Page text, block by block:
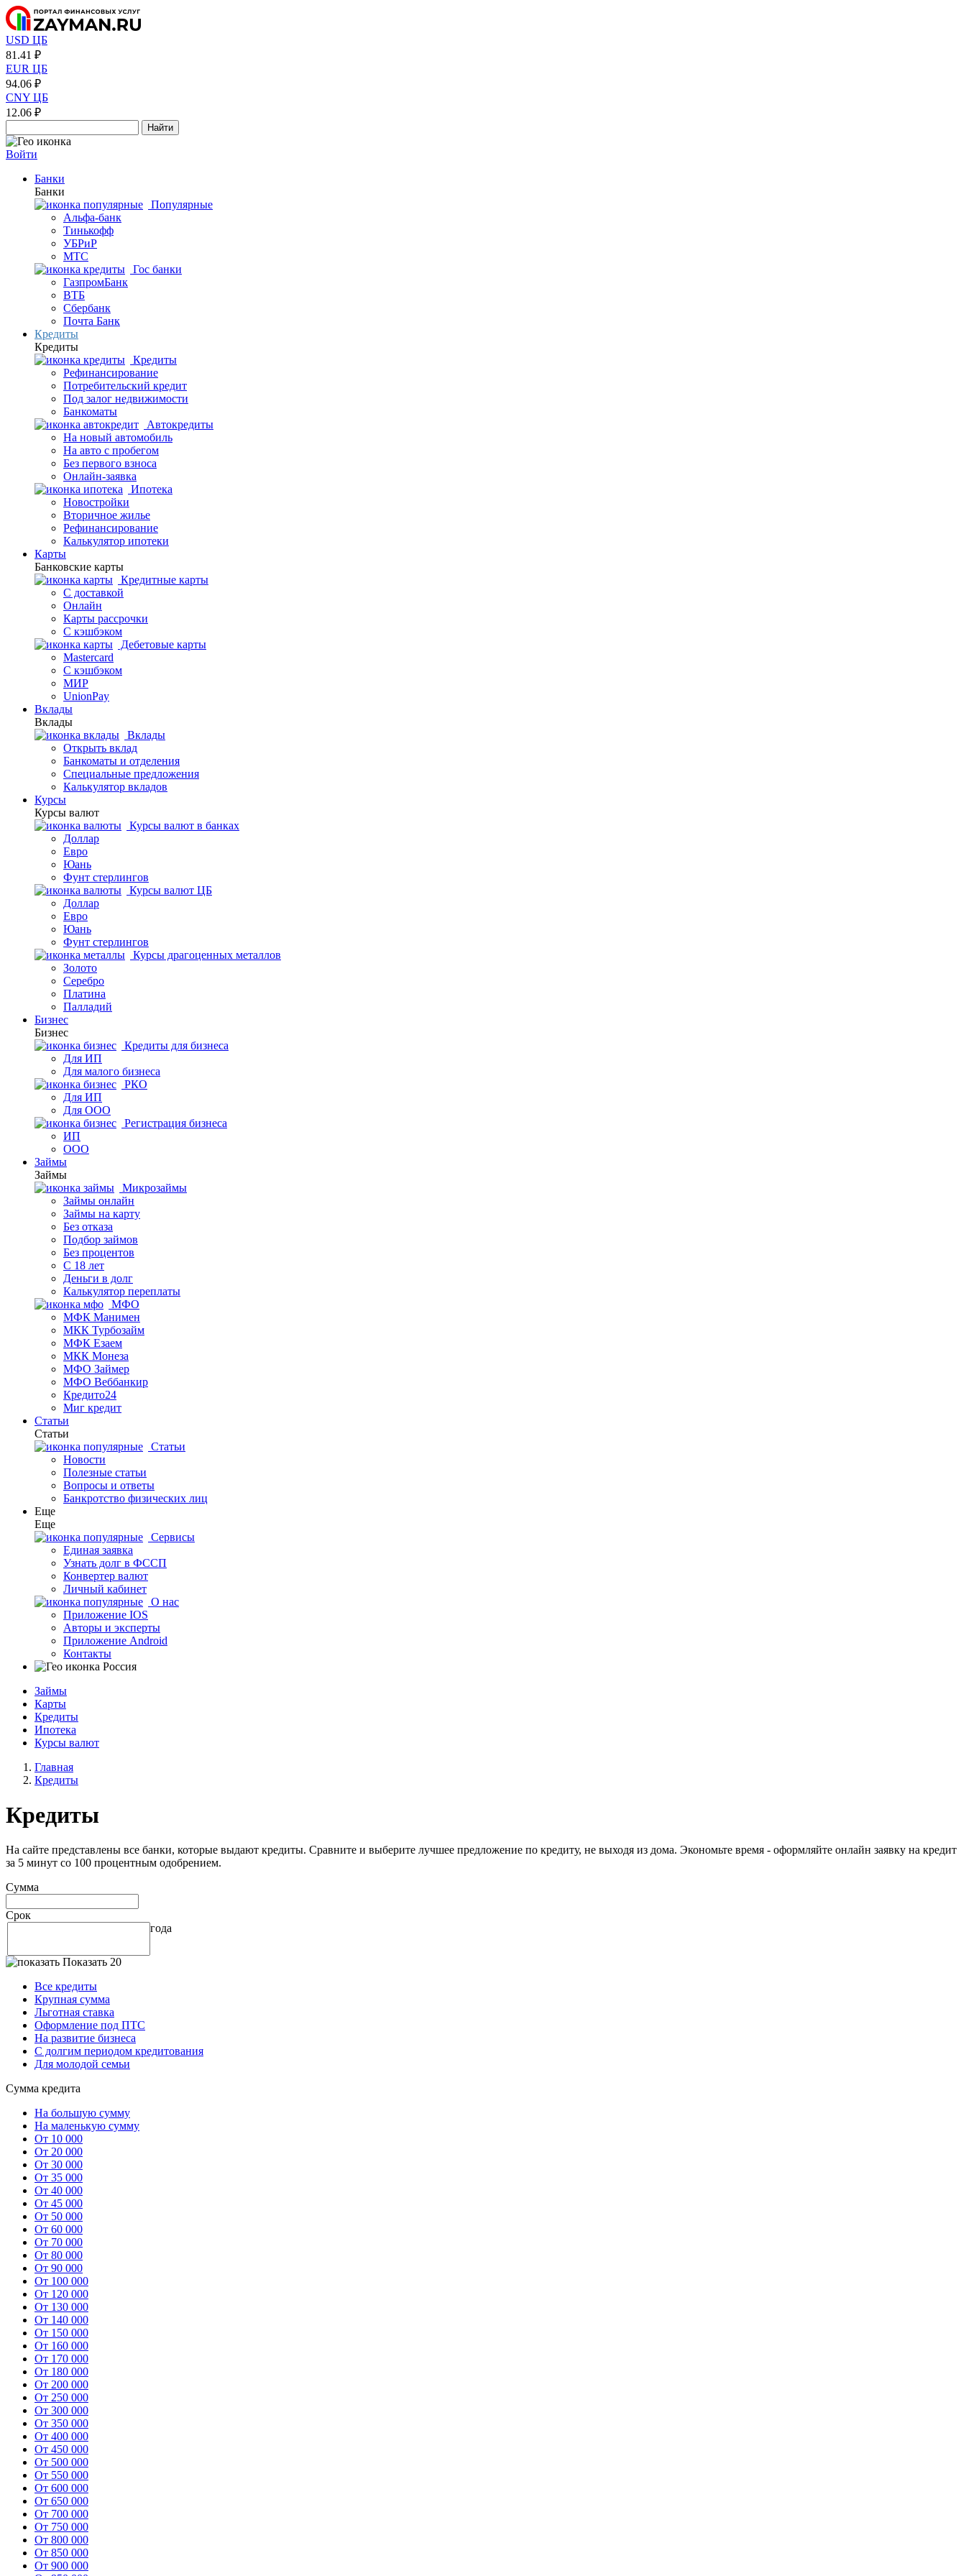
USD ЦБ
81.41 ₽
EUR ЦБ
94.06 ₽
CNY ЦБ
12.06 ₽
Найти
Войти
Банки
Банки
Популярные
Альфа-банк
Тинькофф
УБРиР
МТС
Гос банки
ГазпромБанк
ВТБ
Сбербанк
Почта Банк
Кредиты
Кредиты
Кредиты
Рефинансирование
Потребительский кредит
Под залог недвижимости
Банкоматы
Автокредиты
На новый автомобиль
На авто с пробегом
Без первого взноса
Онлайн-заявка
Ипотека
Новостройки
Вторичное жилье
Рефинансирование
Калькулятор ипотеки
Карты
Банковские карты
Кредитные карты
С доставкой
Онлайн
Карты рассрочки
С кэшбэком
Дебетовые карты
Mastercard
С кэшбэком
МИР
UnionPay
Вклады
Вклады
Вклады
Открыть вклад
Банкоматы и отделения
Специальные предложения
Калькулятор вкладов
Курсы
Курсы валют
Курсы валют в банках
Доллар
Евро
Юань
Фунт стерлингов
Курсы валют ЦБ
Доллар
Евро
Юань
Фунт стерлингов
Курсы драгоценных металлов
Золото
Серебро
Платина
Палладий
Бизнес
Бизнес
Кредиты для бизнеса
Для ИП
Для малого бизнеса
РКО
Для ИП
Для ООО
Регистрация бизнеса
ИП
ООО
Займы
Займы
Микрозаймы
Займы онлайн
Займы на карту
Без отказа
Подбор займов
Без процентов
С 18 лет
Деньги в долг
Калькулятор переплаты
МФО
МФК Манимен
МКК Турбозайм
МФК Езаем
МКК Монеза
МФО Займер
МФО Веббанкир
Кредито24
Миг кредит
Статьи
Статьи
Статьи
Новости
Полезные статьи
Вопросы и ответы
Банкротство физических лиц
Еще
Еще
Сервисы
Единая заявка
Узнать долг в ФССП
Конвертер валют
Личный кабинет
О нас
Приложение IOS
Авторы и эксперты
Приложение Android
Контакты
Россия
Займы
Карты
Кредиты
Ипотека
Курсы валют
Главная
Кредиты
Кредиты
На сайте представлены все банки, которые выдают кредиты. Сравните и выберите лучшее предложение по кредиту, не выходя из дома. Экономьте время - оформляйте онлайн заявку на кредит
за 5 минут со 100 процентным одобрением.
Сумма
Срок
года
Показать 20
Все кредиты
Крупная сумма
Льготная ставка
Оформление под ПТС
На развитие бизнеса
С долгим периодом кредитования
Для молодой семьи
Сумма кредита
На большую сумму
На маленькую сумму
От 10 000
От 20 000
От 30 000
От 35 000
От 40 000
От 45 000
От 50 000
От 60 000
От 70 000
От 80 000
От 90 000
От 100 000
От 120 000
От 130 000
От 140 000
От 150 000
От 160 000
От 170 000
От 180 000
От 200 000
От 250 000
От 300 000
От 350 000
От 400 000
От 450 000
От 500 000
От 550 000
От 600 000
От 650 000
От 700 000
От 750 000
От 800 000
От 850 000
От 900 000